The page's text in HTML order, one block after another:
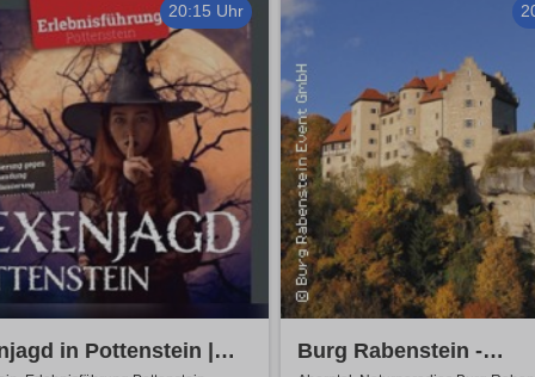
20:15 Uhr
in Pottenstein |
Burg Rabenstein -